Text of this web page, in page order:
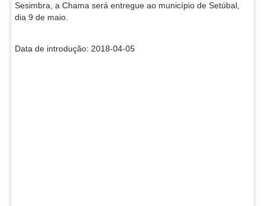
Sesimbra, a Chama será entregue ao município de Setúbal,
dia 9 de maio.
Data de introdução: 2018-04-05